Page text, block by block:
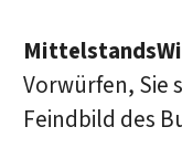
Vorwürfen, Sie
Feindbild des